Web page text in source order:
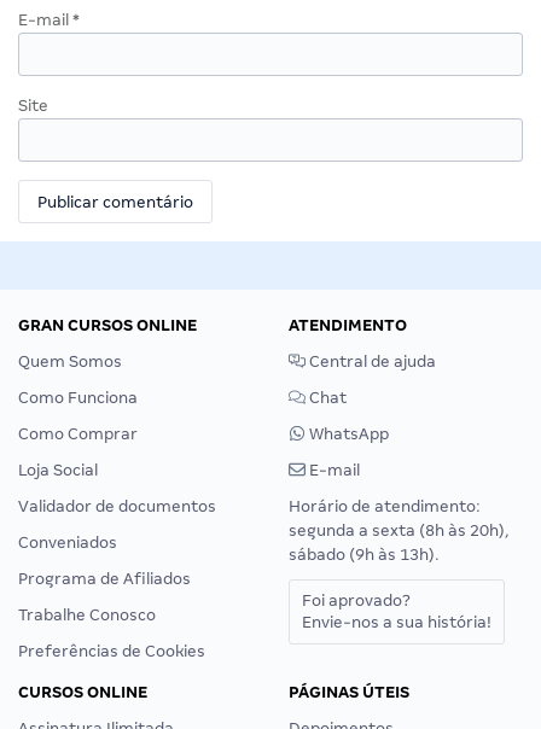
E-mail *
Site
GRAN CURSOS ONLINE
Quem Somos
Como Funciona
Como Comprar
Loja Social
Validador de documentos
Conveniados
Programa de Afiliados
Trabalhe Conosco
Preferências de Cookies
ATENDIMENTO
Central de ajuda
Chat
WhatsApp
E-mail
Horário de atendimento:
segunda a sexta (8h às 20h),
sábado (9h às 13h).
Foi aprovado?
Envie-nos a sua história!
CURSOS ONLINE
PÁGINAS ÚTEIS